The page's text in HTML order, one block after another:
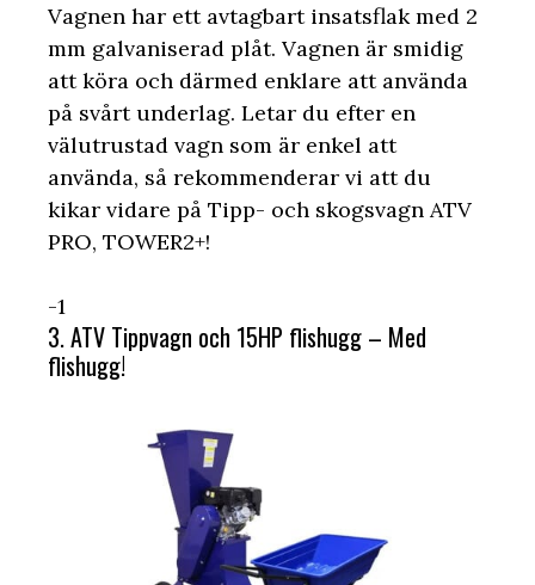
Vagnen har ett avtagbart insatsflak med 2
mm galvaniserad plåt. Vagnen är smidig
att köra och därmed enklare att använda
på svårt underlag. Letar du efter en
välutrustad vagn som är enkel att
använda, så rekommenderar vi att du
kikar vidare på Tipp- och skogsvagn ATV
PRO, TOWER2+!
-1
3. ATV Tippvagn och 15HP flishugg – Med
flishugg!